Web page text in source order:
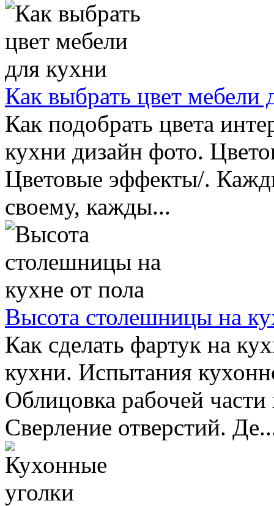
Как выбрать цвет мебели
Как подобрать цвета
кухни дизайн фото.
Цветовые эффекты/.
своему, кажды...
Высота столешницы на
Как сделать фартук на
кухни. Испытания
Облицовка рабочей
Сверление отверстий.